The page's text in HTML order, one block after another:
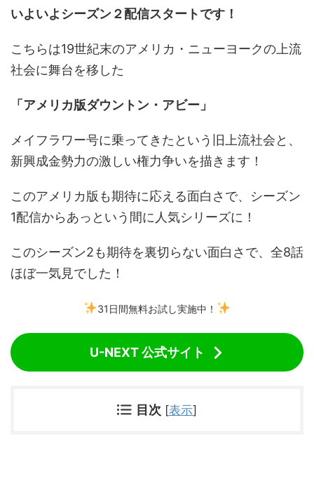
いよいよシーズン２配信スタートです！
こちらは19世紀末のアメリカ・ニューヨークの上流
社会に舞台を移した
「アメリカ版ダウントン・アビー」
メイフラワー号に乗ってきたという旧上流社会と、
新興成金勢力の激しい権力争いを描きます！
このアメリカ版も期待に応える面白さで、シーズン
1配信からあっという間に人気シリーズに！
このシーズン2も期待を裏切らない面白さで、全8話
ほぼ一気見でした！
31日間無料お試し実施中！
U-NEXT 公式サイト
目次 [表示]